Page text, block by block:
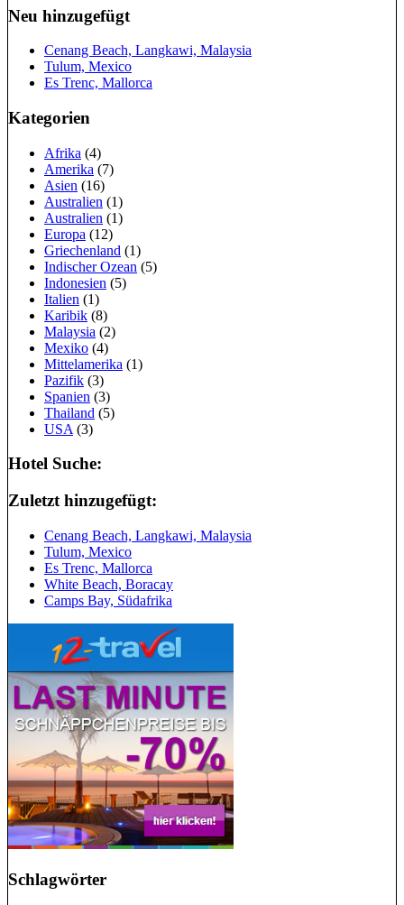
Neu hinzugefügt
Cenang Beach, Langkawi, Malaysia
Tulum, Mexico
Es Trenc, Mallorca
Kategorien
Afrika (4)
Amerika (7)
Asien (16)
Australien (1)
Australien (1)
Europa (12)
Griechenland (1)
Indischer Ozean (5)
Indonesien (5)
Italien (1)
Karibik (8)
Malaysia (2)
Mexiko (4)
Mittelamerika (1)
Pazifik (3)
Spanien (3)
Thailand (5)
USA (3)
Hotel Suche:
Zuletzt hinzugefügt:
Cenang Beach, Langkawi, Malaysia
Tulum, Mexico
Es Trenc, Mallorca
White Beach, Boracay
Camps Bay, Südafrika
Schlagwörter